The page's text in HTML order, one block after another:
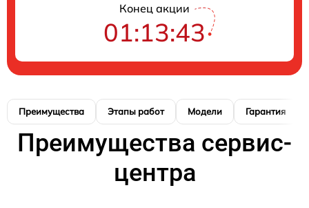
Конец акции
01:13:42
Преимущества Этапы работ Модели Гарантия
Преимущества сервис-
центра